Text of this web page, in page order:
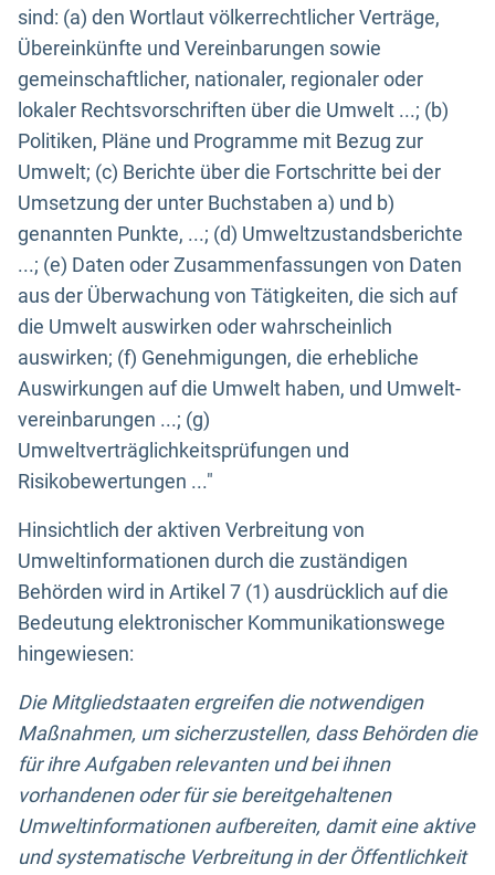
sind: (a) den Wortlaut völkerrechtlicher Verträge,
Übereinkünfte und Vereinbarungen sowie
gemeinschaftlicher, nationaler, regionaler oder
lokaler Rechtsvorschriften über die Umwelt ...; (b)
Politiken, Pläne und Programme mit Bezug zur
Umwelt; (c) Berichte über die Fortschritte bei der
Umsetzung der unter Buchstaben a) und b)
genannten Punkte, ...; (d) Umweltzustandsberichte
...; (e) Daten oder Zusammenfassungen von Daten
aus der Überwachung von Tätigkeiten, die sich auf
die Umwelt auswirken oder wahrscheinlich
auswirken; (f) Genehmigungen, die erhebliche
Auswirkungen auf die Umwelt haben, und Umwelt-
vereinbarungen ...; (g)
Umweltverträglichkeitsprüfungen und
Risikobewertungen ..."
Hinsichtlich der aktiven Verbreitung von
Umweltinformationen durch die zuständigen
Behörden wird in Artikel 7 (1) ausdrücklich auf die
Bedeutung elektronischer Kommunikationswege
hingewiesen:
Die Mitgliedstaaten ergreifen die notwendigen
Maßnahmen, um sicherzustellen, dass Behörden die
für ihre Aufgaben relevanten und bei ihnen
vorhandenen oder für sie bereitgehaltenen
Umweltinformationen aufbereiten, damit eine aktive
und systematische Verbreitung in der Öffentlichkeit